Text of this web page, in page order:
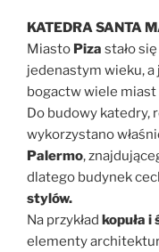
KATEDRASANTA
Miasto Piza stało
jedenastym wieku, a
bogactw wiele
Do budowy katedry,
wykorzystano
Palermo,
dlatego budynek
stylów.
Na przykład kopuła i
elementy